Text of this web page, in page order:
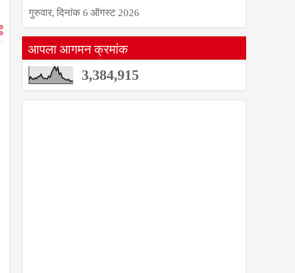
गुरुवार, दिनांक 6 ऑगस्ट 2026
आपला आगमन क्रमांक
3,384,915